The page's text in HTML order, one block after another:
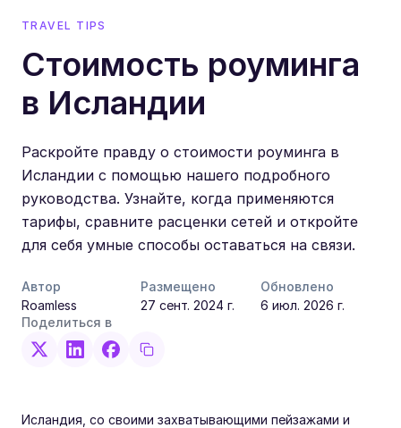
TRAVEL TIPS
Стоимость роуминга
в Исландии
Раскройте правду о стоимости роуминга в
Исландии с помощью нашего подробного
руководства. Узнайте, когда применяются
тарифы, сравните расценки сетей и откройте
для себя умные способы оставаться на связи.
Автор
Roamless
Размещено
27 сент. 2024 г.
Обновлено
6 июл. 2026 г.
Поделиться в
Исландия, со своими захватывающими пейзажами и